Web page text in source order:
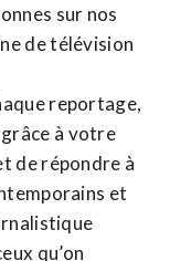
sur nos
de télévision
reportage,
à votre
de répondre à
et
qu’on